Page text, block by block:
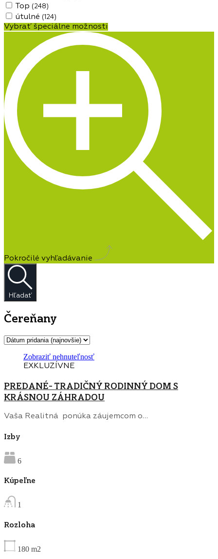
Top (248)
útulné (124)
Vybrať špeciálne možnosti
Pokročilé vyhľadávanie
Hľadať
Čereňany
Zobraziť nehnuteľnosť
EXKLUZÍVNE
PREDANÉ- TRADIČNÝ RODINNÝ DOM S
KRÁSNOU ZÁHRADOU
Vaša Realitná ponúka záujemcom o…
Izby
6
Kúpeľne
1
Rozloha
180 m2